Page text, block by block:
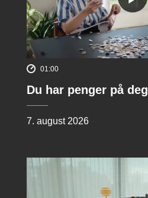
01:00
Du har penger på deg
7. august 2026